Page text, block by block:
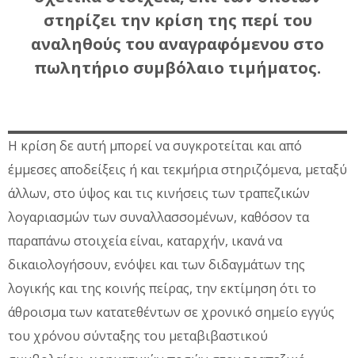
στηρίζει την κρίση της περί του
αναληθούς του αναγραφόμενου στο
πωλητήριο συμβόλαιο τιμήματος.
Η κρίση δε αυτή μπορεί να συγκροτείται και από
έμμεσες αποδείξεις ή και τεκμήρια στηριζόμενα, μεταξύ
άλλων, στο ύψος και τις κινήσεις των τραπεζικών
λογαριασμών των συναλλασσομένων, καθόσον τα
παραπάνω στοιχεία είναι, καταρχήν, ικανά να
δικαιολογήσουν, ενόψει και των διδαγμάτων της
λογικής και της κοινής πείρας, την εκτίμηση ότι το
άθροισμα των κατατεθέντων σε χρονικό σημείο εγγύς
του χρόνου σύνταξης του μεταβιβαστικού